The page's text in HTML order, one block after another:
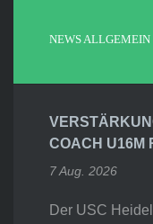
NEWS ALLGEMEIN
COACH U16M
7 Aug. 2026
Der USC